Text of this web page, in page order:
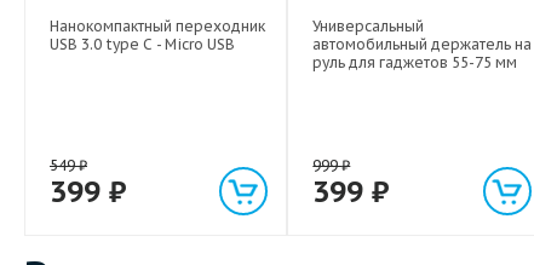
Нанокомпактный переходник
USB 3.0 type C - Micro USB
549₽
399 ₽
Универсальный
автомобильный держатель на
руль для гаджетов 55-75 мм
999₽
399₽